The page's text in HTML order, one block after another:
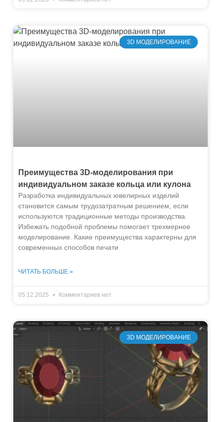
3D МОДЕЛИРОВАНИЕ
Преимущества 3D-моделирования при
индивидуальном заказе кольца или кулона
Разработка индивидуальных ювелирных изделий
становится самым трудозатратным решением, если
используются традиционные методы производства.
Избежать подобной проблемы помогает трехмерное
моделирование. Какие преимущества характерны для
современных способов печати
ЧИТАТЬ БОЛЬШЕ »
05.12.2025 Комментариев нет
3D МОДЕЛИРОВАНИЕ